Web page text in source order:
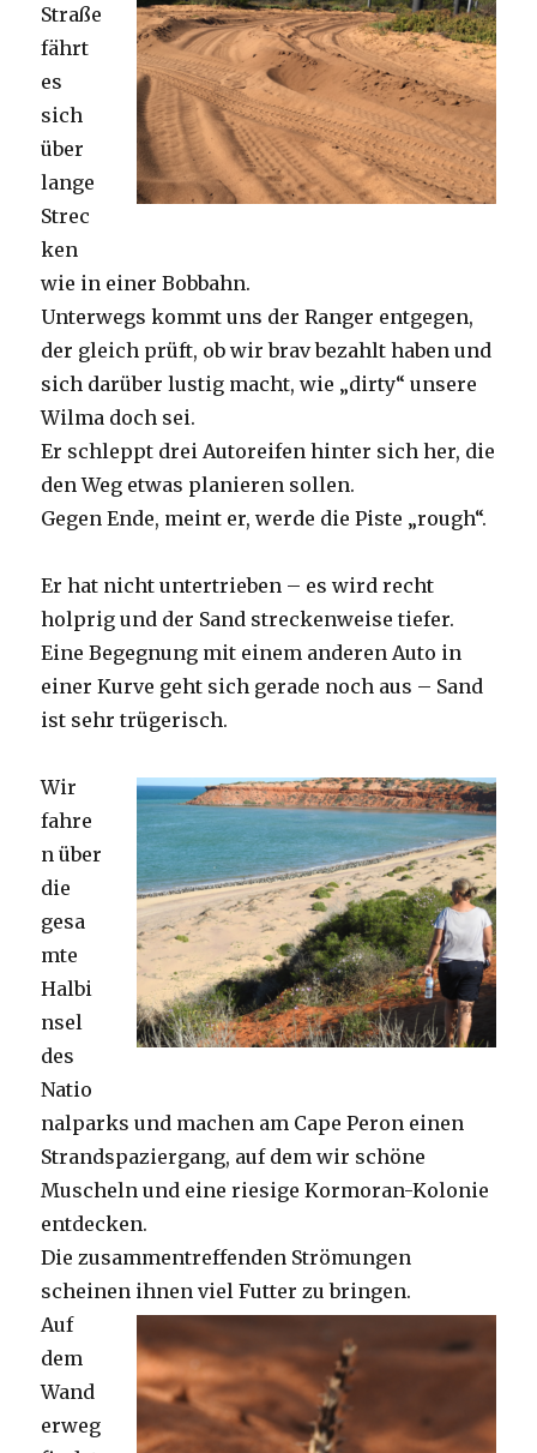
Straße
fährt
es
sich
über
lange
Strec
ken
wie in einer Bobbahn.
Unterwegs kommt uns der Ranger entgegen,
der gleich prüft, ob wir brav bezahlt haben und
sich darüber lustig macht, wie „dirty“ unsere
Wilma doch sei.
Er schleppt drei Autoreifen hinter sich her, die
den Weg etwas planieren sollen.
Gegen Ende, meint er, werde die Piste „rough“.
Er hat nicht untertrieben – es wird recht
holprig und der Sand streckenweise tiefer.
Eine Begegnung mit einem anderen Auto in
einer Kurve geht sich gerade noch aus – Sand
ist sehr trügerisch.
Wir
fahre
n über
die
gesa
mte
Halbi
nsel
des
Natio
nalparks und machen am Cape Peron einen
Strandspaziergang, auf dem wir schöne
Muscheln und eine riesige Kormoran-Kolonie
entdecken.
Die zusammentreffenden Strömungen
scheinen ihnen viel Futter zu bringen.
Auf
dem
Wand
erweg